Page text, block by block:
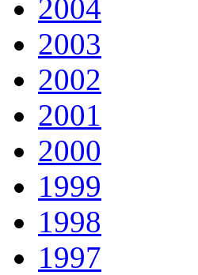
2004
2003
2002
2001
2000
1999
1998
1997